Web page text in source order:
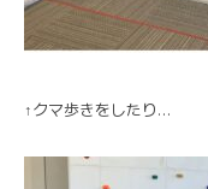
↑クマ歩きをしたり…